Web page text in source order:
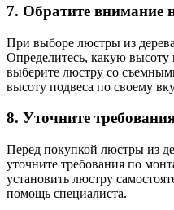
7. Обратите внимание
При выборе люстры из
Определитесь, какую высоту
выберите люстру со
высоту подвеса по своему
8. Уточните
Перед покупкой люстры из
уточните требования по
установить люстру
помощь специалиста.